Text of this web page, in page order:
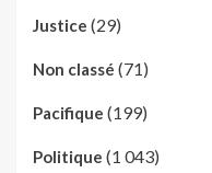
Justice (29)
Non classé (71)
Pacifique (199)
Politique (1 043)